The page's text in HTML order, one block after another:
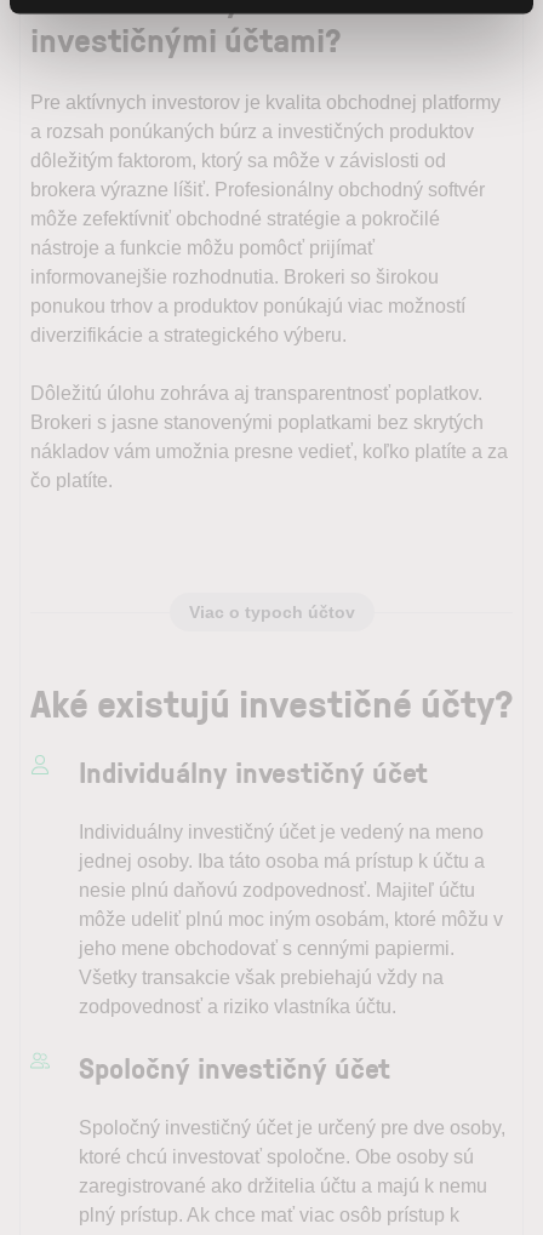
investičnými účtami?
Pre aktívnych investorov je kvalita obchodnej platformy
a rozsah ponúkaných búrz a investičných produktov
dôležitým faktorom, ktorý sa môže v závislosti od
brokera výrazne líšiť. Profesionálny obchodný softvér
môže zefektívniť obchodné stratégie a pokročilé
nástroje a funkcie môžu pomôcť prijímať
informovanejšie rozhodnutia. Brokeri so širokou
ponukou trhov a produktov ponúkajú viac možností
diverzifikácie a strategického výberu.
Dôležitú úlohu zohráva aj transparentnosť poplatkov.
Brokeri s jasne stanovenými poplatkami bez skrytých
nákladov vám umožnia presne vedieť, koľko platíte a za
čo platíte.
Viac o typoch účtov
Aké existujú investičné účty?
Individuálny investičný účet
Individuálny investičný účet je vedený na meno
jednej osoby. Iba táto osoba má prístup k účtu a
nesie plnú daňovú zodpovednosť. Majiteľ účtu
môže udeliť plnú moc iným osobám, ktoré môžu v
jeho mene obchodovať s cennými papiermi.
Všetky transakcie však prebiehajú vždy na
zodpovednosť a riziko vlastníka účtu.
Spoločný investičný účet
Spoločný investičný účet je určený pre dve osoby,
ktoré chcú investovať spoločne. Obe osoby sú
zaregistrované ako držitelia účtu a majú k nemu
plný prístup. Ak chce mať viac osôb prístup k